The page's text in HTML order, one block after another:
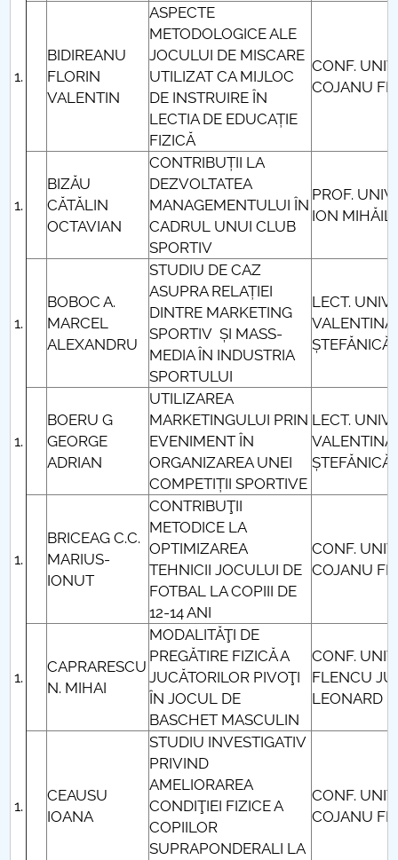
BIDIREANU
FLORIN
VALENTIN
ASPECTE
METODOLOGICE ALE
JOCULUI DE MISCARE
UTILIZAT CA MIJLOC
DE INSTRUIRE ÎN
LECTIA DE EDUCAȚIE
FIZICĂ
CONF.
COJANU
BIZĂU
CĂTĂLIN
OCTAVIAN
CONTRIBUȚII LA
DEZVOLTATEA
MANAGEMENTULUI ÎN
CADRUL UNUI CLUB
SPORTIV
PROF.
ION
BOBOC A.
MARCEL
ALEXANDRU
STUDIU DE CAZ
ASUPRA RELAȚIEI
DINTRE MARKETING
SPORTIV ȘI MASS-
MEDIA ÎN INDUSTRIA
SPORTULUI
LECT. UNIV.
VALENTINA
ȘTEFĂNICĂ
BOERU G
GEORGE
ADRIAN
UTILIZAREA
MARKETINGULUI PRIN
EVENIMENT ÎN
ORGANIZAREA UNEI
COMPETIȚII SPORTIVE
LECT. UNIV.
VALENTINA
ȘTEFĂNICĂ
BRICEAG C.C.
MARIUS-
IONUT
CONTRIBUŢII
METODICE LA
OPTIMIZAREA
TEHNICII JOCULUI DE
FOTBAL LA COPIII DE
12-14 ANI
CONF.
COJANU
CAPRARESCU
N. MIHAI
MODALITĂŢI DE
PREGĂTIRE FIZICĂ A
JUCĂTORILOR PIVOŢI
ÎN JOCUL DE
BASCHET MASCULIN
CONF.
FLENCU
LEONARD
CEAUSU
IOANA
STUDIU INVESTIGATIV
PRIVIND
AMELIORAREA
CONDIŢIEI FIZICE A
COPIILOR
SUPRAPONDERALI LA
CONF.
COJANU